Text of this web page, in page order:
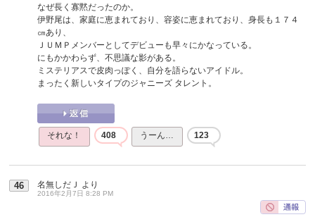
なぜ長く寡黙だったのか。
伊野尾は、家庭に恵まれており、容姿に恵まれており、身長も１７４
㎝あり、
ＪＵＭＰメンバーとしてデビューも早々にかなっている。
にもかかわらず、不思議な影がある。
ミステリアスで皮肉っぽく、自分を語らないアイドル。
まったく新しいタイプのジャニーズ タレント。
それな！ 408 うーん… 123
46 名無しだＪ より
2016年2月7日 8:28 PM